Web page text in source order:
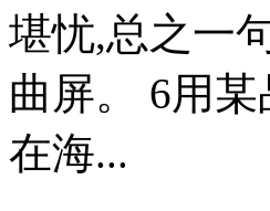
堪忧,总之一
曲屏。 6用
在海...